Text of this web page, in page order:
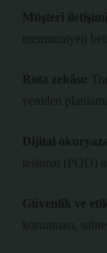
Müşteri
memnuniyeti
Rota zekâsı:
yeniden
Dijital
teslimat (POD)
Güvenlik ve
korunması,